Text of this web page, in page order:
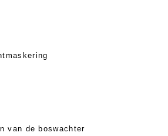
van de boswachter